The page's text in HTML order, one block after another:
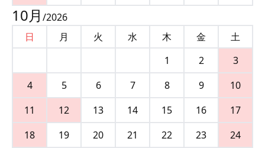
10月 /2026
日
月 火 水 木 金
土
1
2
3
4
5 6 7 8 9
10
11
12 13 14 15 16
17
18
19 20 21 22 23
24